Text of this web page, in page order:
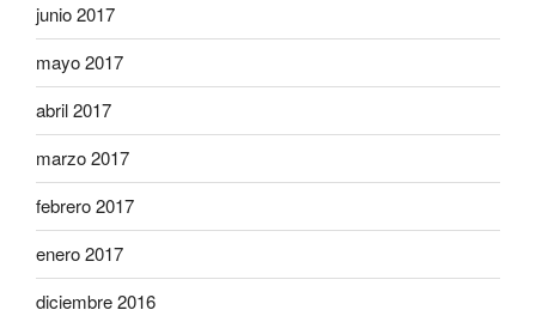
junio 2017
mayo 2017
abril 2017
marzo 2017
febrero 2017
enero 2017
diciembre 2016